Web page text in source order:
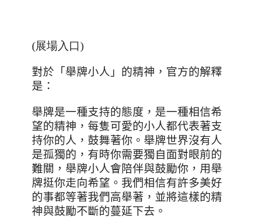
(展場入口)
對於「舉牌小人」的精神，官方的解釋
是：
舉牌是一種支持的態度，是一種相信希
望的精神，每隻可愛的小人都代表著支
持你的人，鼓舞著你。舉牌世界沒有人
是孤獨的，有時你需要獨自面對眼前的
難關，舉牌小人會陪伴與鼓勵你，用舉
牌挺你走向希望。我們相信有許多美好
的事都等著我們高舉著，並將這樣的精
神與鼓勵不斷的蔓延下去。